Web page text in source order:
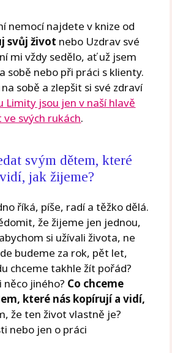
nemocí najdete v knize od
svůj život nebo Uzdrav své
mi vždy sedělo, ať už jsem
sobě nebo při práci s klienty.
sobě a zlepšit si své zdraví
Limity jsou jen v naší hlavě
svých rukách.
svým dětem, které
jak žijeme?
říká, píše, radí a těžko dělá.
že žijeme jen jednou,
si užívali života, ne
budeme za rok, pět let,
chceme takhle žít pořád?
něco jiného? Co chceme
které nás kopírují a vidí,
že ten život vlastně je?
nebo jen o práci